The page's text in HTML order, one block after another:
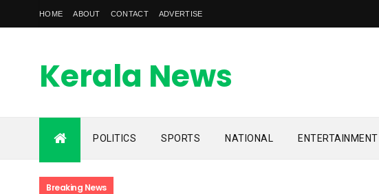
HOME ABOUT CONTACT ADVERTISE
Kerala News
Feed
kerala news feed is the one of the best malayalam online
POLITICS SPORTS NATIONAL ENTERTAINMENT
Breaking News